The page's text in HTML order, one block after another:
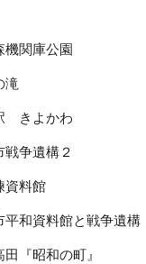
機関庫公園
滝
きよかわ
戦争遺構２
資料館
平和資料館と戦争遺構
田『昭和の町』